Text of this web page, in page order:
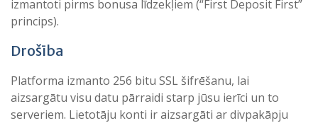
izmantoti pirms bonusa līdzekļiem (“First Deposit First”
princips).
Drošība
Platforma izmanto 256 bitu SSL šifrēšanu, lai
aizsargātu visu datu pārraidi starp jūsu ierīci un to
serveriem. Lietotāju konti ir aizsargāti ar divpakāpju